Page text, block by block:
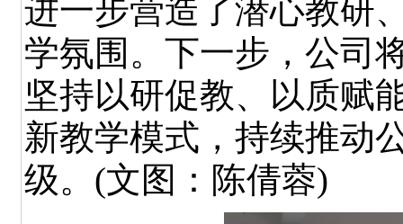
进一步营造了潜心教研
学氛围。下一步，公司
坚持以研促教、以质赋
新教学模式，持续推动
级。(文图：陈倩蓉)